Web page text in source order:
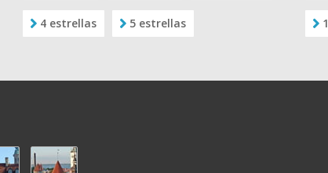
4 estrellas 5 estrellas